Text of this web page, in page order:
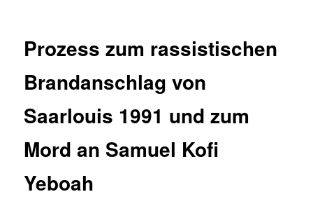
Prozess zum rassistischen
Brandanschlag von
Saarlouis 1991 und zum
Mord an Samuel Kofi
Yeboah